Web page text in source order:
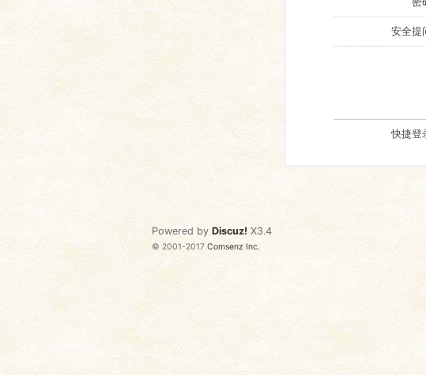
安全提
快捷登
Powered by Discuz! X3.4
© 2001-2017Comsenz Inc.